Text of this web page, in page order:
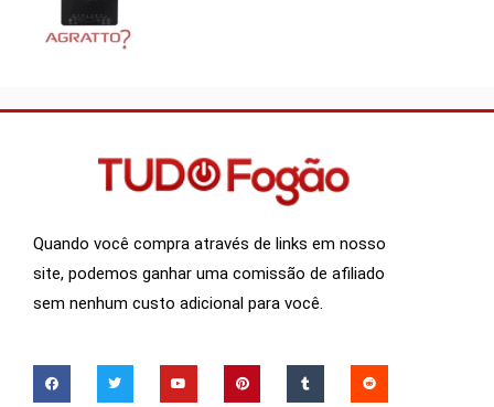
Quando você compra através de links em nosso
site, podemos ganhar uma comissão de afiliado
sem nenhum custo adicional para você.